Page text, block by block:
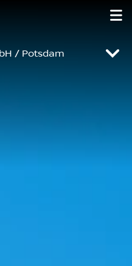
/ Potsdam